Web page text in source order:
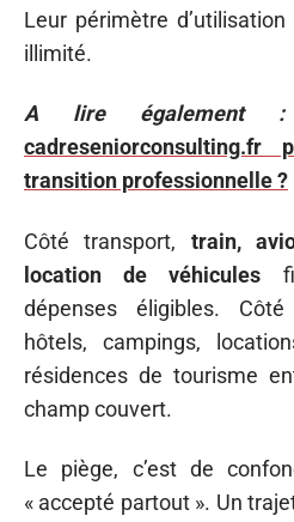
Leur périmètre
illimité.
A lire également :
transition professionnelle ?
Côté transport, train,
location de véhicules
dépenses éligibles.
hôtels, campings,
résidences de tourisme
champ couvert.
Le piège, c’est de
« accepté partout ». Un